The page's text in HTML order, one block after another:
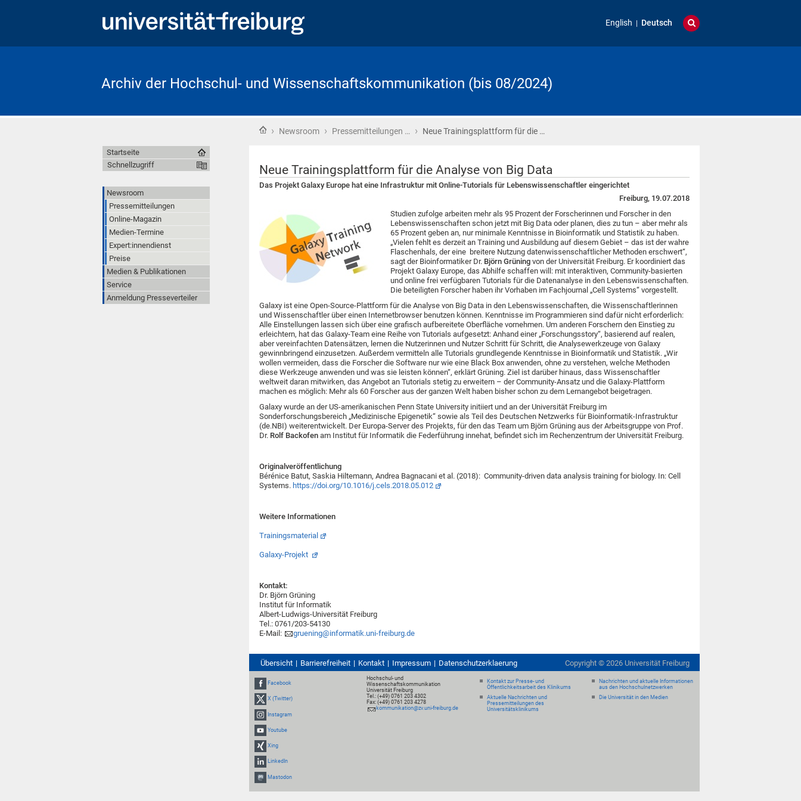
English Deutsch
Archiv der Hochschul- und Wissenschaftskommunikation (bis 08/2024)
Startseite
› Newsroom › Pressemitteilungen … › Neue Trainingsplattform für die …
Neue Trainingsplattform für die Analyse von Big Data
Das Projekt Galaxy Europe hat eine Infrastruktur mit Online-Tutorials für Lebenswissenschaftler eingerichtet
Freiburg, 19.07.2018
Studien zufolge arbeiten mehr als 95 Prozent der Forscherinnen und Forscher in den
Lebenswissenschaften schon jetzt mit Big Data oder planen, dies zu tun – aber mehr als
65 Prozent geben an, nur minimale Kenntnisse in Bioinformatik und Statistik zu haben.
„Vielen fehlt es derzeit an Training und Ausbildung auf diesem Gebiet – das ist der wahre
Flaschenhals, der eine breitere Nutzung datenwissenschaftlicher Methoden erschwert“,
sagt der Bioinformatiker Dr. Björn Grüning von der Universität Freiburg. Er koordiniert das
Projekt Galaxy Europe, das Abhilfe schaffen will: mit interaktiven, Community-basierten
und online frei verfügbaren Tutorials für die Datenanalyse in den Lebenswissenschaften.
Die beteiligten Forscher haben ihr Vorhaben im Fachjournal „Cell Systems“ vorgestellt.
Galaxy ist eine Open-Source-Plattform für die Analyse von Big Data in den Lebenswissenschaften, die Wissenschaftlerinnen
und Wissenschaftler über einen Internetbrowser benutzen können. Kenntnisse im Programmieren sind dafür nicht erforderlich:
Alle Einstellungen lassen sich über eine grafisch aufbereitete Oberfläche vornehmen. Um anderen Forschern den Einstieg zu
erleichtern, hat das Galaxy-Team eine Reihe von Tutorials aufgesetzt: Anhand einer „Forschungsstory“, basierend auf realen,
aber vereinfachten Datensätzen, lernen die Nutzerinnen und Nutzer Schritt für Schritt, die Analysewerkzeuge von Galaxy
gewinnbringend einzusetzen. Außerdem vermitteln alle Tutorials grundlegende Kenntnisse in Bioinformatik und Statistik. „Wir
wollen vermeiden, dass die Forscher die Software nur wie eine Black Box anwenden, ohne zu verstehen, welche Methoden
diese Werkzeuge anwenden und was sie leisten können“, erklärt Grüning. Ziel ist darüber hinaus, dass Wissenschaftler
weltweit daran mitwirken, das Angebot an Tutorials stetig zu erweitern – der Community-Ansatz und die Galaxy-Plattform
machen es möglich: Mehr als 60 Forscher aus der ganzen Welt haben bisher schon zu dem Lernangebot beigetragen.
Galaxy wurde an der US-amerikanischen Penn State University initiiert und an der Universität Freiburg im
Sonderforschungsbereich „Medizinische Epigenetik“ sowie als Teil des Deutschen Netzwerks für Bioinformatik-Infrastruktur
(de.NBI) weiterentwickelt. Der Europa-Server des Projekts, für den das Team um Björn Grüning aus der Arbeitsgruppe von Prof.
Dr. Rolf Backofen am Institut für Informatik die Federführung innehat, befindet sich im Rechenzentrum der Universität Freiburg.
Originalveröffentlichung
Bérénice Batut, Saskia Hiltemann, Andrea Bagnacani et al. (2018): Community-driven data analysis training for biology. In: Cell
Systems. https://doi.org/10.1016/j.cels.2018.05.012
Weitere Informationen
Trainingsmaterial
Galaxy-Projekt
Kontakt:
Dr. Björn Grüning
Institut für Informatik
Albert-Ludwigs-Universität Freiburg
Tel.: 0761/203-54130
E-Mail:
gruening@informatik.uni-freiburg.de
Startseite
Schnellzugriff
Newsroom
Pressemitteilungen
Online-Magazin
Medien-Termine
Expert:innendienst
Preise
Medien & Publikationen
Service
Anmeldung Presseverteiler
Übersicht Barrierefreiheit Kontakt Impressum Datenschutzerklaerung Copyright © 2026 Universität Freiburg
Facebook
X (Twitter)
Instagram
Youtube
Xing
LinkedIn
Mastodon
Hochschul- und
Wissenschaftskommunikation
Universität Freiburg
Tel.: (+49) 0761 203 4302
Fax: (+49) 0761 203 4278
kommunikation@zv.uni-freiburg.de
Kontakt zur Presse- und
Öffentlichkeitsarbeit des Klinikums
Aktuelle Nachrichten und
Pressemitteilungen des
Universitätsklinikums
Nachrichten und aktuelle Informationen
aus den Hochschulnetzwerken
Die Universität in den Medien